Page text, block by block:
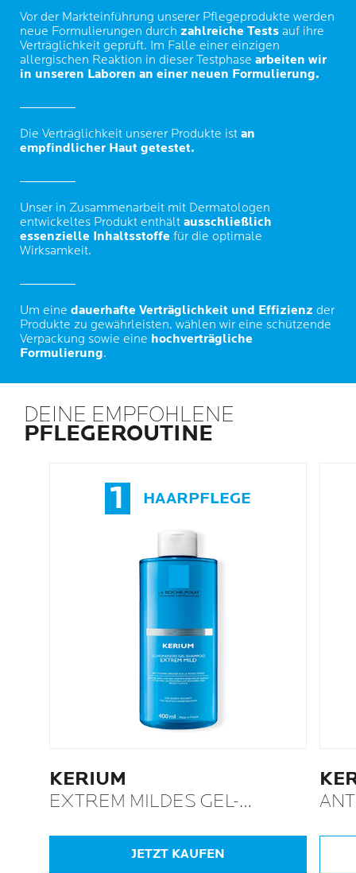
Vor der Markteinführung unserer Pflegeprodukte werden
neue Formulierungen durch zahlreiche Tests auf ihre
Verträglichkeit geprüft. Im Falle einer einzigen
allergischen Reaktion in dieser Testphase arbeiten wir
in unseren Laboren an einer neuen Formulierung.
Die Verträglichkeit unserer Produkte ist an
empfindlicher Haut getestet.
Unser in Zusammenarbeit mit Dermatologen
entwickeltes Produkt enthält ausschließlich
essenzielle Inhaltsstoffe für die optimale
Wirksamkeit.
Um eine dauerhafte Verträglichkeit und Effizienz der
Produkte zu gewährleisten, wählen wir eine schützende
Verpackung sowie eine hochverträgliche
Formulierung.
DEINE EMPFOHLENE
PFLEGEROUTINE
1 HAARPFLEGE
KERIUM
EXTREM MILDES GEL-
JETZT KAUFEN